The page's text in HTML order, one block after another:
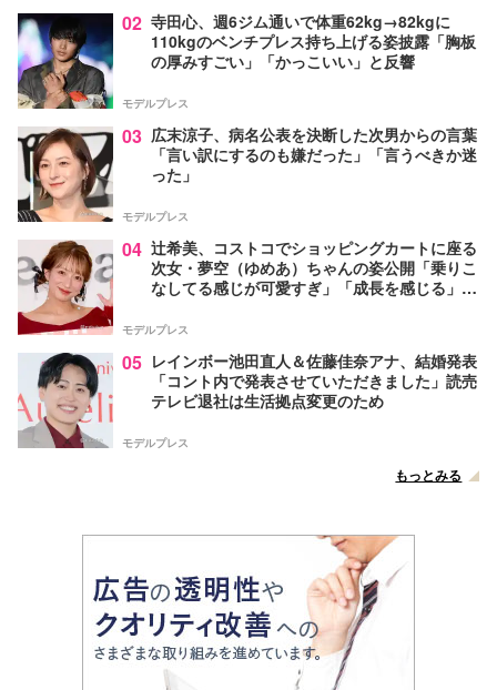
02 寺田心、週6ジム通いで体重62kg→82kgに
110kgのベンチプレス持ち上げる姿披露「胸板
の厚みすごい」「かっこいい」と反響
モデルプレス
03 広末涼子、病名公表を決断した次男からの言葉
「言い訳にするのも嫌だった」「言うべきか迷
った」
モデルプレス
04 辻希美、コストコでショッピングカートに座る
次女・夢空（ゆめあ）ちゃんの姿公開「乗りこ
なしてる感じが可愛すぎ」「成長を感じる」の
モデルプレス
05 レインボー池田直人＆佐藤佳奈アナ、結婚発表
「コント内で発表させていただきました」読売
テレビ退社は生活拠点変更のため
モデルプレス
もっとみる